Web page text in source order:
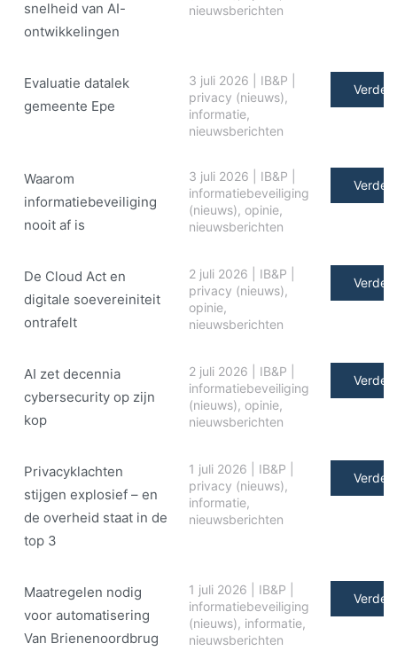
snelheid van AI-
ontwikkelingen
nieuwsberichten
Evaluatie datalek
gemeente Epe
3 juli 2026 IB&P
privacy (nieuws),
informatie,
nieuwsberichten
Verder
Waarom
informatiebeveiliging
nooit af is
3 juli 2026 IB&P
informatiebeveiliging
(nieuws), opinie,
nieuwsberichten
Verder
De Cloud Act en
digitale soe­ve­rei­ni­teit
ontrafelt
2 juli 2026 IB&P
privacy (nieuws),
opinie,
nieuwsberichten
Verder
AI zet decennia
cybersecurity op zijn
kop
2 juli 2026 IB&P
informatiebeveiliging
(nieuws), opinie,
nieuwsberichten
Verder
Privacyklachten
stijgen explosief – en
de overheid staat in de
top 3
1 juli 2026 IB&P
privacy (nieuws),
informatie,
nieuwsberichten
Verder
Maatregelen nodig
voor automatisering
Van Brienenoordbrug
1 juli 2026 IB&P
informatiebeveiliging
(nieuws), informatie,
nieuwsberichten
Verder